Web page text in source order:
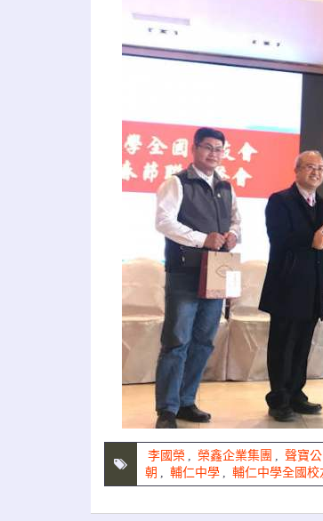
李國榮 , 榮鑫企業集團 , 聲寶公
朝 , 輔仁中學 , 輔仁中學全國校